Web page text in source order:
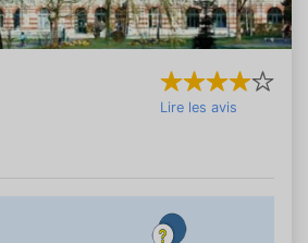
Lire les avis